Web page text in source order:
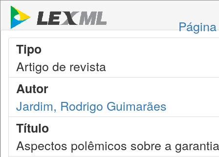
Tipo
Artigo de revista
Autor
Jardim, Rodrigo Guimarães
Título
Aspectos polêmicos sobre a